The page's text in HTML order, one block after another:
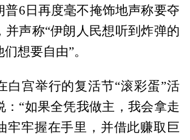
普6日再度毫不掩饰地声称要夺
并声称“伊朗人民想听到炸弹的
想要自由”。
白宫举行的复活节“滚彩蛋”活
：“如果全凭我做主，我会拿走
牢牢握在手里，并借此赚取巨